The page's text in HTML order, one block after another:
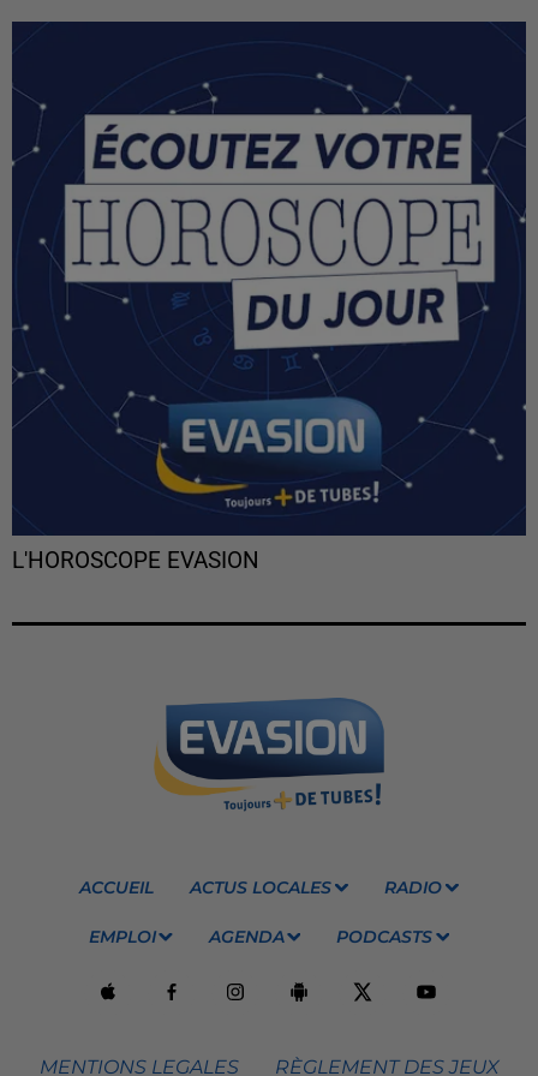
L'HOROSCOPE EVASION
ACCUEIL ACTUS LOCALES RADIO
EMPLOI AGENDA PODCASTS
MENTIONS LEGALES RÈGLEMENT DES JEUX